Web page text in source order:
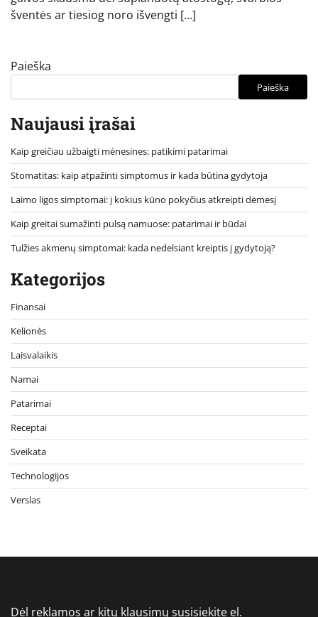
šventės ar tiesiog noro išvengti […]
Paieška
Paieška
Naujausi įrašai
Kaip greičiau užbaigti mėnesines: patikimi patarimai
Stomatitas: kaip atpažinti simptomus ir kada būtina gydytoja
Laimo ligos simptomai: į kokius kūno pokyčius atkreipti dėmesį
Kaip greitai sumažinti pulsą namuose: patarimai ir būdai
Tulžies akmenų simptomai: kada nedelsiant kreiptis į gydytoją?
Kategorijos
Finansai
Kelionės
Laisvalaikis
Namai
Patarimai
Receptai
Sveikata
Technologijos
Verslas
Dėl reklamos ar kitų klausimų susisiekite el.